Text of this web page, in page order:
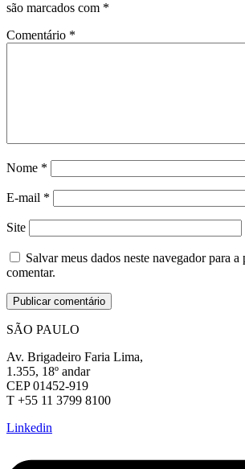
são marcados com *
Comentário *
Nome *
E-mail *
Site
Salvar meus dados neste navegador para
comentar.
SÃO PAULO
Av. Brigadeiro Faria Lima,
1.355, 18º andar
CEP 01452-919
T +55 11 3799 8100
Linkedin